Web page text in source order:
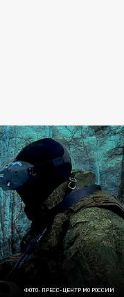
ФОТО: ПРЕСС-ЦЕНТР МО РОССИИ